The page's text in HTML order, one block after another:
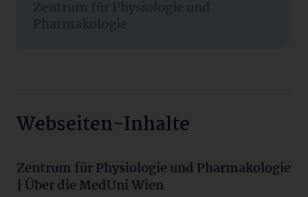
Zentrum für Physiologie und
Pharmakologie
Webseiten-Inhalte
Zentrum für Physiologie und Pharmakologie
| Über die MedUni Wien